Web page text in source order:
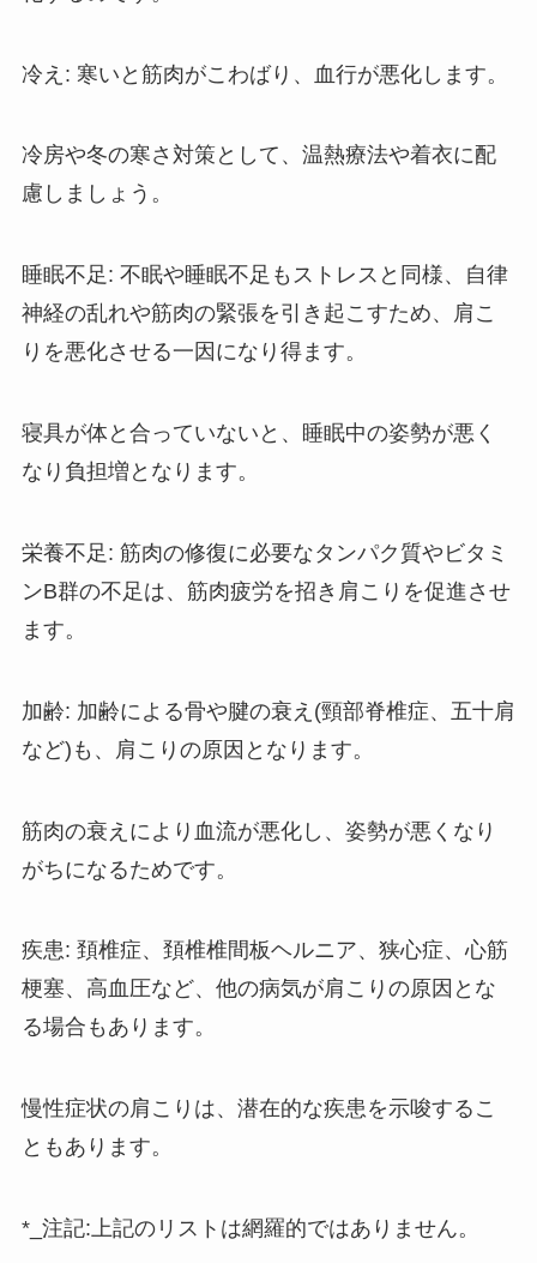
冷え: 寒いと筋肉がこわばり、血行が悪化します。
冷房や冬の寒さ対策として、温熱療法や着衣に配
慮しましょう。
睡眠不足: 不眠や睡眠不足もストレスと同様、自律
神経の乱れや筋肉の緊張を引き起こすため、肩こ
りを悪化させる一因になり得ます。
寝具が体と合っていないと、睡眠中の姿勢が悪く
なり負担増となります。
栄養不足: 筋肉の修復に必要なタンパク質やビタミ
ンB群の不足は、筋肉疲労を招き肩こりを促進させ
ます。
加齢: 加齢による骨や腱の衰え(頸部脊椎症、五十肩
など)も、肩こりの原因となります。
筋肉の衰えにより血流が悪化し、姿勢が悪くなり
がちになるためです。
疾患: 頚椎症、頚椎椎間板ヘルニア、狭心症、心筋
梗塞、高血圧など、他の病気が肩こりの原因とな
る場合もあります。
慢性症状の肩こりは、潜在的な疾患を示唆するこ
ともあります。
*_注記:上記のリストは網羅的ではありません。